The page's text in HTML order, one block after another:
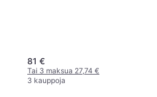
81 €
Tai 3 maksua 27,74 €
3 kauppoja